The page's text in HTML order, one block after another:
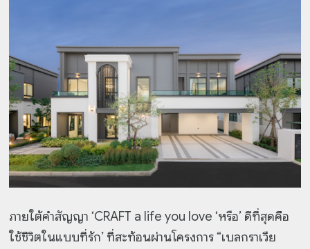
ภายใต้คำสัญญา ‘CRAFT a life you love ‘หรือ’ ดีที่สุดคือ
ใช้ชีวิตในแบบที่รัก’ ที่สะท้อนผ่านโครงการ “เบลกราเวีย